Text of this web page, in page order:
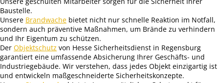
Baustelle.
Unsere Brandwache bietet nicht nur schnelle Reaktion im Notfall,
sondern auch präventive Maßnahmen, um Brände zu verhindern
und Ihr Eigentum zu schützen.
Der Objektschutz von Hesse Sicherheitsdienst in Regensburg
garantiert eine umfassende Absicherung Ihrer Geschäfts- und
Industriegebäude. Wir verstehen, dass jedes Objekt einzigartig ist
und entwickeln maßgeschneiderte Sicherheitskonzepte.